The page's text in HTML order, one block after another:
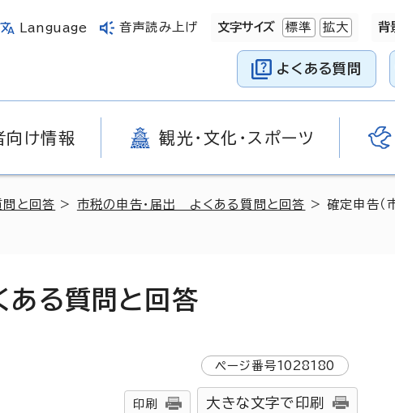
Language 音声読み上げ 文字サイズ 標準 拡大 背
よくある質問
向け情報 観光・文化・スポーツ
と回答 > 市税の申告・届出 よくある質問と回答 > 確定申告（
ある質問と回答
ページ番号1028180
印刷 大きな文字で印刷